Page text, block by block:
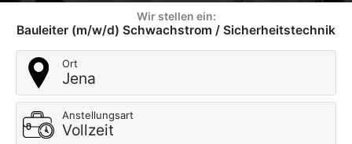
Wir stellen ein:
Bauleiter (m/w/d) Schwachstrom / Sicherheitstechnik
Ort
Jena
Anstellungsart
Vollzeit